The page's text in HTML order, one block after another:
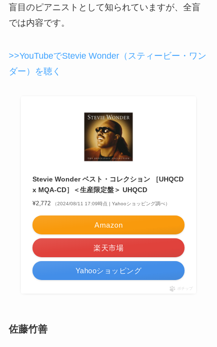
盲目のピアニストとして知られていますが、全盲
では内容です。
>>YouTubeでStevie Wonder（スティービー・ワン
ダー）を聴く
Stevie Wonder ベスト・コレクション ［UHQCD
x MQA-CD］＜生産限定盤＞ UHQCD
¥2,772 （2024/08/11 17:09時点 | Yahooショッピング調べ）
Amazon
楽天市場
Yahooショッピング
ポチップ
佐藤竹善